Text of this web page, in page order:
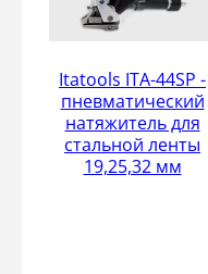
Itatools ITA-44SP -
пневматический
натяжитель для
стальной ленты
19,25,32 мм